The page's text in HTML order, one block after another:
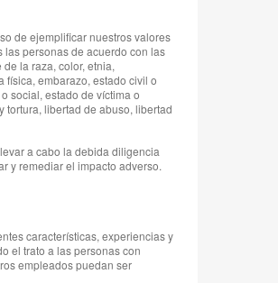
de ejemplificar nuestros valores
personas de acuerdo con las
la raza, color, etnia,
embarazo, estado civil o
social, estado de víctima o
libertad de abuso, libertad
a cabo la debida diligencia
y remediar el impacto adverso.
características, experiencias y
el trato a las personas con
empleados puedan ser